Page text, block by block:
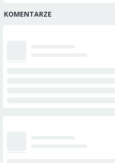
KOMENTARZE